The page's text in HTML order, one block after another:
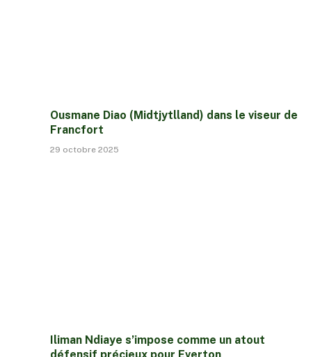
Ousmane Diao (Midtjytlland) dans le viseur de
Francfort
29 octobre 2025
Iliman Ndiaye s’impose comme un atout